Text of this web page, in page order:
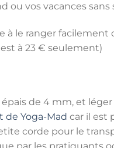
ou vos vacances sans
le ranger facilement
à 23 € seulement)
de 4 mm, et
de Yoga-Mad car il est
corde pour le